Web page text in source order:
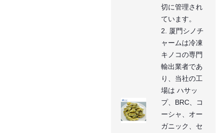
切に管理され
ています。
2. 厦門シノチ
ャームは冷凍
キノコの専門
輸出業者であ
り、当社の工
場は ハサッ
プ、BRC、コ
ーシャ、オー
ガニック、セ